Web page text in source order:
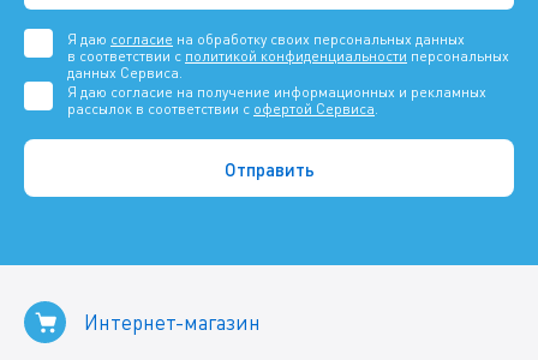
Я даю согласие на обработку своих персональных данных
в соответствии с политикой конфиденциальности персональных
данных Сервиса.
Я даю согласие на получение информационных и рекламных
рассылок в соответствии с офертой Сервиса.
Интернет-магазин